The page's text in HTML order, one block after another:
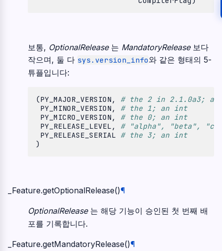
보통, OptionalRelease는 MandatoryRelease보다
작으며, 둘 다 sys.version_info와 같은 형태의 5-
튜플입니다:
(PY_MAJOR_VERSION ,
# the 2 in 2.1.0a3;
PY_MINOR_VERSION ,
# the 1; an int
PY_MICRO_VERSION ,
# the 0; an int
PY_RELEASE_LEVEL ,
# "alpha", "beta",
PY_RELEASE_SERIAL # the 3; an int
)
_Feature.getOptionalRelease()¶
OptionalRelease는 해당 기능이 승인된 첫 번째 배
포를 기록합니다.
_Feature.getMandatoryRelease()¶